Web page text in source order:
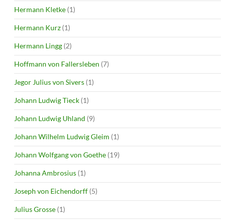
Hermann Kletke (1)
Hermann Kurz (1)
Hermann Lingg (2)
Hoffmann von Fallersleben (7)
Jegor Julius von Sivers (1)
Johann Ludwig Tieck (1)
Johann Ludwig Uhland (9)
Johann Wilhelm Ludwig Gleim (1)
Johann Wolfgang von Goethe (19)
Johanna Ambrosius (1)
Joseph von Eichendorff (5)
Julius Grosse (1)